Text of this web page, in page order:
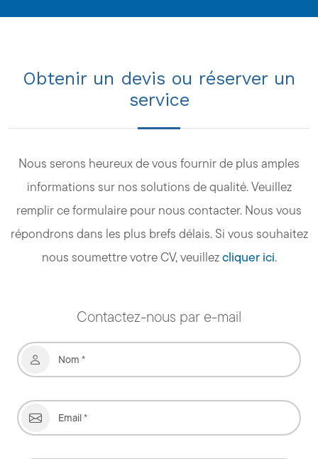
Obtenir un devis ou réserver un
service
Nous serons heureux de vous fournir de plus amples
informations sur nos solutions de qualité. Veuillez
remplir ce formulaire pour nous contacter. Nous vous
répondrons dans les plus brefs délais. Si vous souhaitez
nous soumettre votre CV, veuillezcliquer ici.
Contactez-nous par e-mail